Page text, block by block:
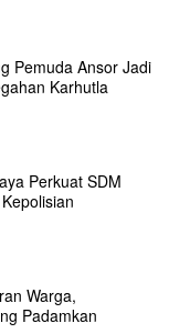
Pemuda Ansor Jadi
Karhutla
Perkuat SDM
Warga,
Padamkan